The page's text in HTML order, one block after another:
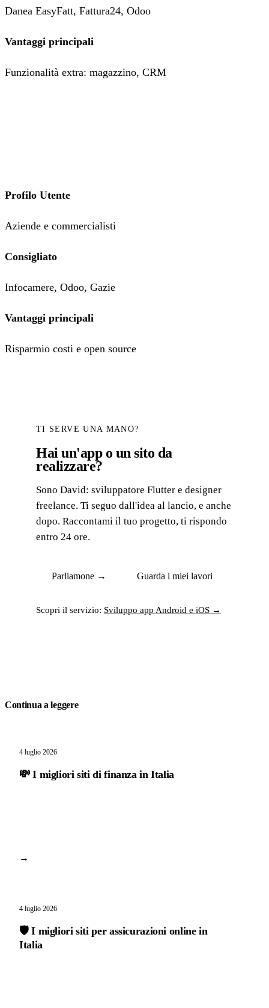
Danea EasyFatt, Fattura24, Odoo
Vantaggi principali
Funzionalità extra: magazzino, CRM
Profilo Utente
Aziende e commercialisti
Consigliato
Infocamere, Odoo, Gazie
Vantaggi principali
Risparmio costi e open source
TI SERVE UNA MANO?
Hai un'app o un sito da
realizzare?
Sono David: sviluppatore Flutter e designer
freelance. Ti seguo dall'idea al lancio, e anche
dopo. Raccontami il tuo progetto, ti rispondo
entro 24 ore.
Parliamone → Guarda i miei lavori
Scopri il servizio: Sviluppo app Android e iOS →
Continua a leggere
4 luglio 2026
💸 I migliori siti di finanza in Italia
→
4 luglio 2026
🛡️ I migliori siti per assicurazioni online in
Italia